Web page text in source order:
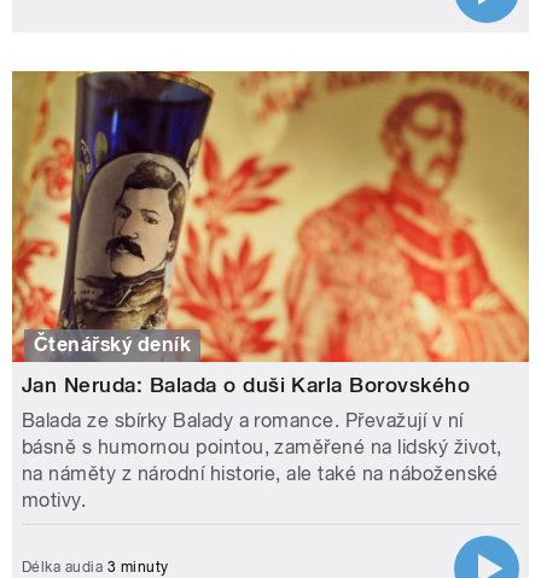
Čtenářský deník
Jan Neruda: Balada o duši Karla Borovského
Balada ze sbírky Balady a romance. Převažují v ní
básně s humornou pointou, zaměřené na lidský život,
na náměty z národní historie, ale také na náboženské
motivy.
Délka audia 3 minuty